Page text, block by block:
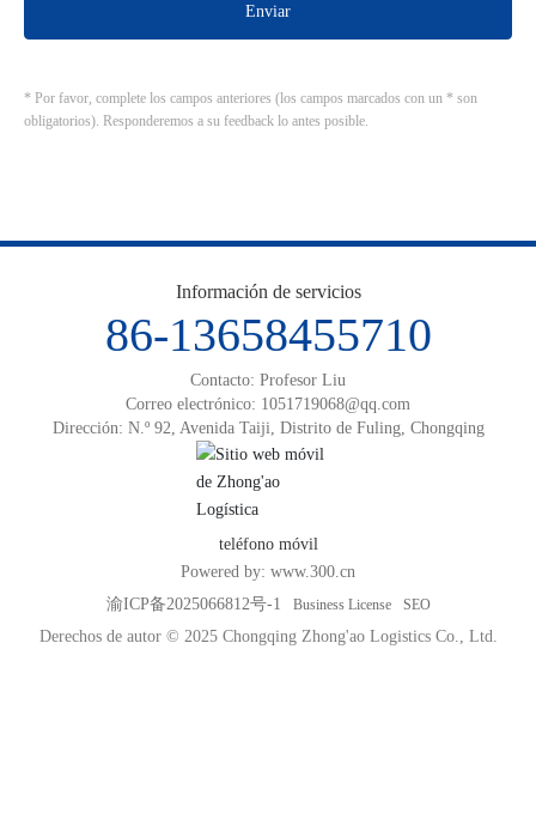
Enviar
* Por favor, complete los campos anteriores (los campos marcados con un * son
obligatorios). Responderemos a su feedback lo antes posible.
Información de servicios
86-13658455710
Contacto: Profesor Liu
Correo electrónico: 1051719068@qq.com
Dirección: N.º 92, Avenida Taiji, Distrito de Fuling, Chongqing
teléfono móvil
Powered by: www.300.cn
渝ICP备2025066812号-1
Business License SEO
Derechos de autor © 2025 Chongqing Zhong'ao Logistics Co., Ltd.